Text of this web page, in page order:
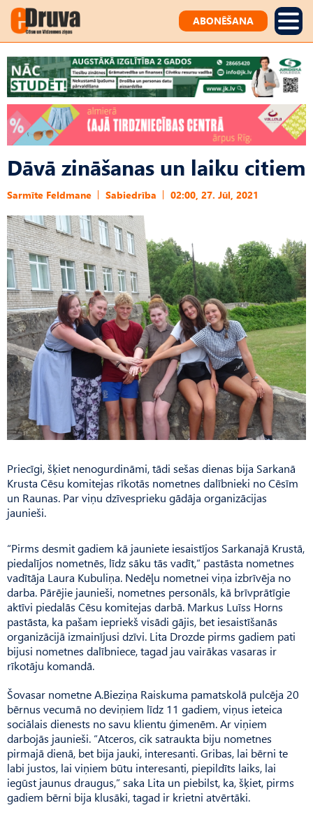
ABONĒŠANA
Dāvā zināšanas un laiku citiem
Sarmīte Feldmane Sabiedrība 02:00, 27. Jūl, 2021
Priecīgi, šķiet nenogurdināmi, tādi sešas dienas bija Sarkanā
Krusta Cēsu komitejas rīkotās nometnes dalībnieki no Cēsīm
un Raunas. Par viņu dzīvesprieku gādāja organizācijas
jaunieši.
“Pirms desmit gadiem kā jauniete iesaistījos Sarkanajā Krustā,
piedalījos nometnēs, līdz sāku tās vadīt,” pastāsta nometnes
vadītāja Laura Kubuliņa. Nedēļu nometnei viņa izbrīvēja no
darba. Pārējie jaunieši, nometnes personāls, kā brīvprātīgie
aktīvi piedalās Cēsu komitejas darbā. Markus Luīss Horns
pastāsta, ka pašam iepriekš visādi gājis, bet iesaistīšanās
organizācijā izmainījusi dzīvi. Lita Drozde pirms gadiem pati
bijusi nometnes dalībniece, tagad jau vairākas vasaras ir
rīkotāju komandā.
Šovasar nometne A.Bieziņa Raiskuma pamatskolā pulcēja 20
bērnus vecumā no deviņiem līdz 11 gadiem, viņus ieteica
sociālais dienests no savu klientu ģimenēm. Ar viņiem
darbojās jaunieši. “Atceros, cik satraukta biju nometnes
pirmajā dienā, bet bija jauki, interesanti. Gribas, lai bērni te
labi justos, lai viņiem būtu interesanti, piepildīts laiks, lai
iegūst jaunus draugus,” saka Lita un piebilst, ka, šķiet, pirms
gadiem bērni bija klusāki, tagad ir krietni atvērtāki.